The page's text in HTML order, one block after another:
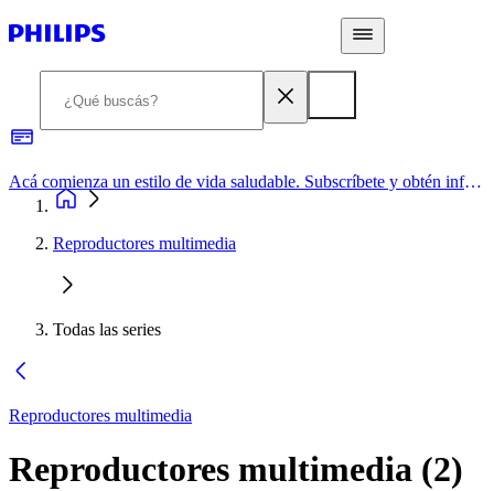
Acá comienza un estilo de vida saludable. Subscríbete y obtén información de primera mano
Reproductores multimedia
Todas las series
Reproductores multimedia
Reproductores multimedia (2)